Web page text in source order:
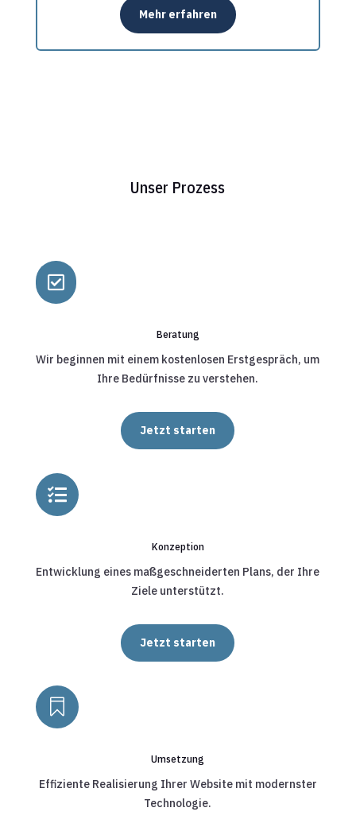
Mehr erfahren
Unser Prozess

Beratung
Wir beginnen mit einem kostenlosen Erstgespräch, um
Ihre Bedürfnisse zu verstehen.
Jetzt starten

Konzeption
Entwicklung eines maßgeschneiderten Plans, der Ihre
Ziele unterstützt.
Jetzt starten

Umsetzung
Effiziente Realisierung Ihrer Website mit modernster
Technologie.